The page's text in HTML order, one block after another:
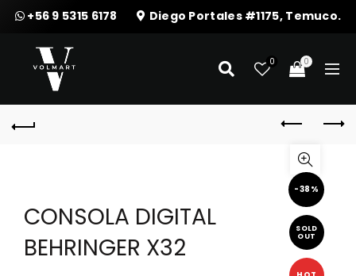
+56 9 5315 6178 Diego Portales #1175, Temuco.
0 0
-38%
SOLD
OUT
CONSOLA DIGITAL
BEHRINGER X32